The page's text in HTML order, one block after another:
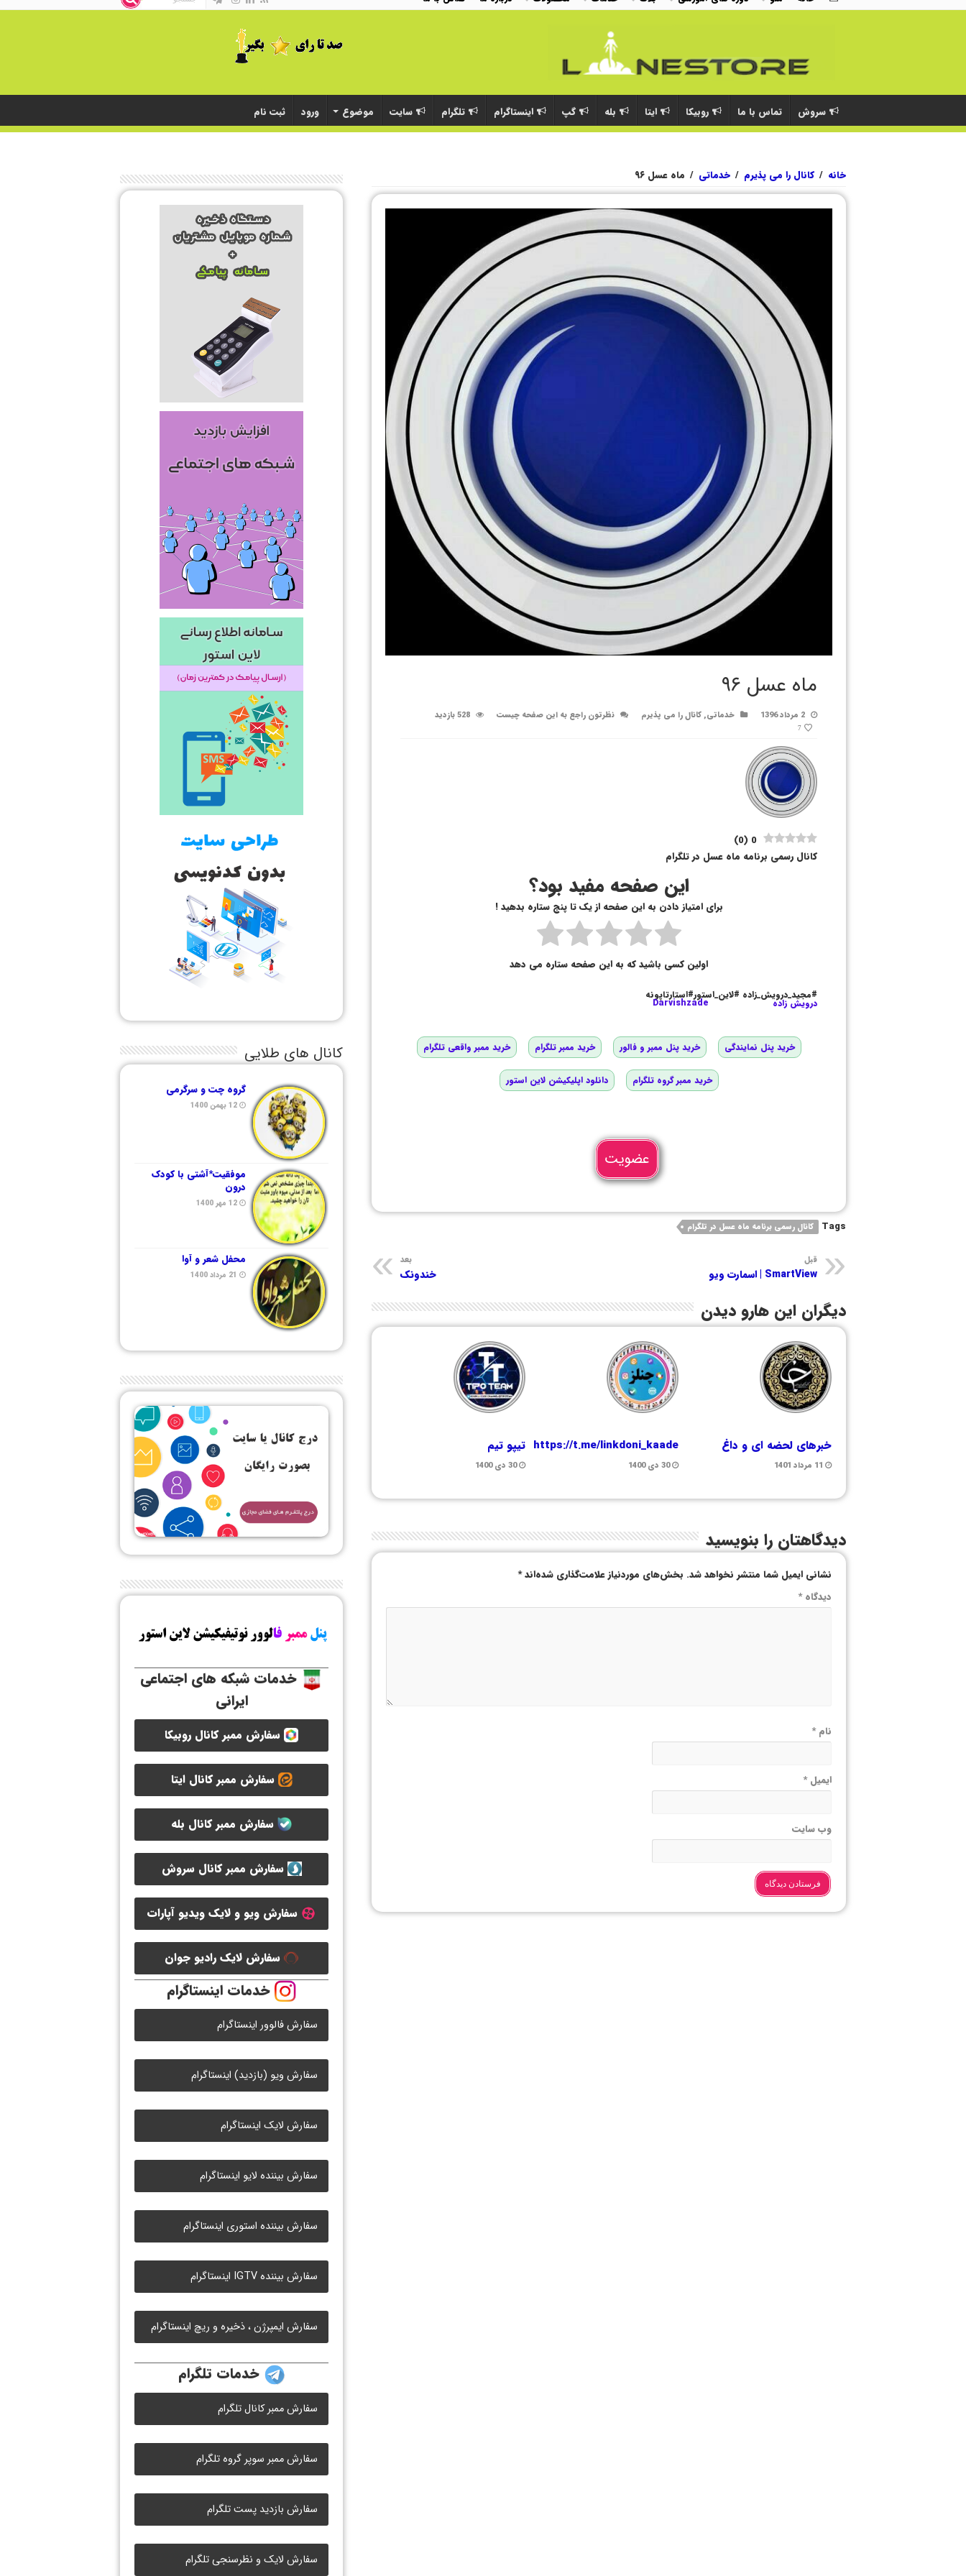
سروش تماس با ما روبیکا ایتا بله گپ اینستاگرام تلگرام سایت موضوع ورود ثبت نام
خانه / کانال را می پذیرم / خدماتی / ماه عسل ۹۶
ماه عسل ۹۶
2 مرداد 1396 خدماتی,کانال را می پذیرم نظرتون راجع به این صفحه چیست 528 بازدید
7
0
(
0
)
کانال رسمی برنامه ماه عسل در تلگرام
این صفحه مفید بود؟
برای امتیاز دادن به این صفحه از یک تا پنج ستاره بدهید !
اولین کسی باشید که به این صفحه ستاره می دهد
#مجید_درویش_زاده #لاین_استور#استارتاپونه
درویش زاده Darvishzade
خرید پنل نمایندگی خرید پنل ممبر و فالور خرید ممبر تلگرام خرید ممبر واقعی تلگرام
خرید ممبر گروه تلگرام دانلود اپلیکیشن لاین استور
عضویت
Tags کانال رسمی برنامه ماه عسل در تلگرام
قبل
SmartView | اسمارت ویو
بعد
خندونک
دیگران این هارو دیدن
خبرهای لحضه ای و داغ
11 مرداد 1401
https://t.me/linkdoni_kaade
30 دی 1400
تیپو تیم
30 دی 1400
دیدگاهتان را بنویسید
نشانی ایمیل شما منتشر نخواهد شد. بخش‌های موردنیاز علامت‌گذاری شده‌اند*
دیدگاه*
نام*
ایمیل*
وب‌ سایت
کانال های طلایی
گروه چت و سرگرمی
12 بهمن 1400
موفقیت*آشتی با کودک
درون
12 مهر 1400
محفل شعر و آوا
21 مرداد 1400
خدمات شبکه های اجتماعی
ایرانی
سفارش ممبر کانال روبیکا
سفارش ممبر کانال ایتا
سفارش ممبر کانال بله
سفارش ممبر کانال سروش
سفارش ویو و لایک ویدیو آپارات
سفارش لایک رادیو جوان
خدمات اینستاگرام
سفارش فالوور اینستاگرام
سفارش ویو (بازدید) اینستاگرام
سفارش لایک اینستاگرام
سفارش بیننده لایو اینستاگرام
سفارش بیننده استوری اینستاگرام
سفارش بیننده IGTV اینستاگرام
سفارش ایمپرژن ، ذخیره و ریچ اینستاگرام
خدمات تلگرام
سفارش ممبر کانال تلگرام
سفارش ممبر سوپر گروه تلگرام
سفارش بازدید پست تلگرام
سفارش لایک و نظرسنجی تلگرام